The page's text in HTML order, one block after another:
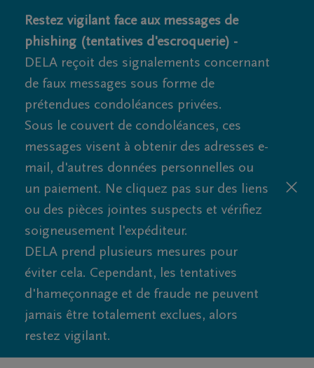
Restez vigilant face aux messages de
phishing (tentatives d'escroquerie) -
DELA reçoit des signalements concernant
de faux messages sous forme de
prétendues condoléances privées.
Sous le couvert de condoléances, ces
messages visent à obtenir des adresses e-
mail, d'autres données personnelles ou
un paiement. Ne cliquez pas sur des liens
ou des pièces jointes suspects et vérifiez
soigneusement l'expéditeur.
DELA prend plusieurs mesures pour
éviter cela. Cependant, les tentatives
d'hameçonnage et de fraude ne peuvent
jamais être totalement exclues, alors
restez vigilant.